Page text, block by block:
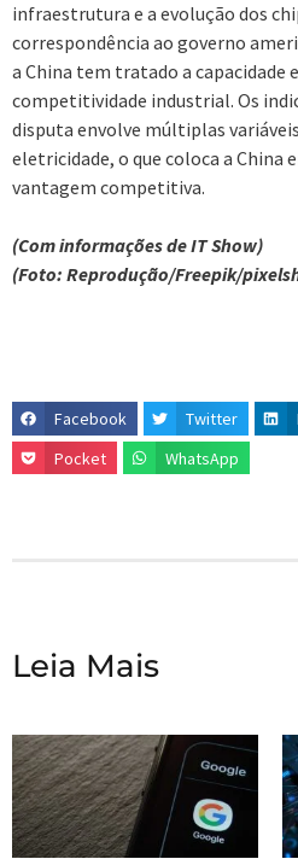
infraestrutura e a evolução dos
correspondência ao governo
a China tem tratado a capacidade
competitividade industrial. Os
disputa envolve múltiplas
eletricidade, o que coloca a China
vantagem competitiva.
(Com informações de IT Show)
(Foto: Reprodução/Freepik/
Facebook Twitter
Pocket
WhatsApp
Leia Mais